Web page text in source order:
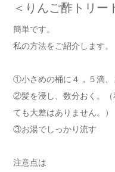
＜りんご酢トリー
簡単です。
私の方法をご紹介します。
①小さめの桶に４，５滴、
②髪を浸し、数分おく。（
ても大差はありません。）
③お湯でしっかり流す
注意点は